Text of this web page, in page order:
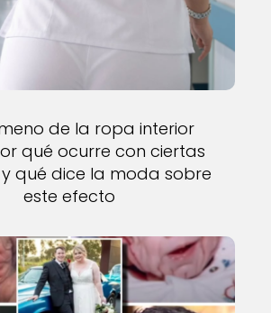
de la ropa interior
qué ocurre con ciertas
qué dice la moda sobre
este efecto